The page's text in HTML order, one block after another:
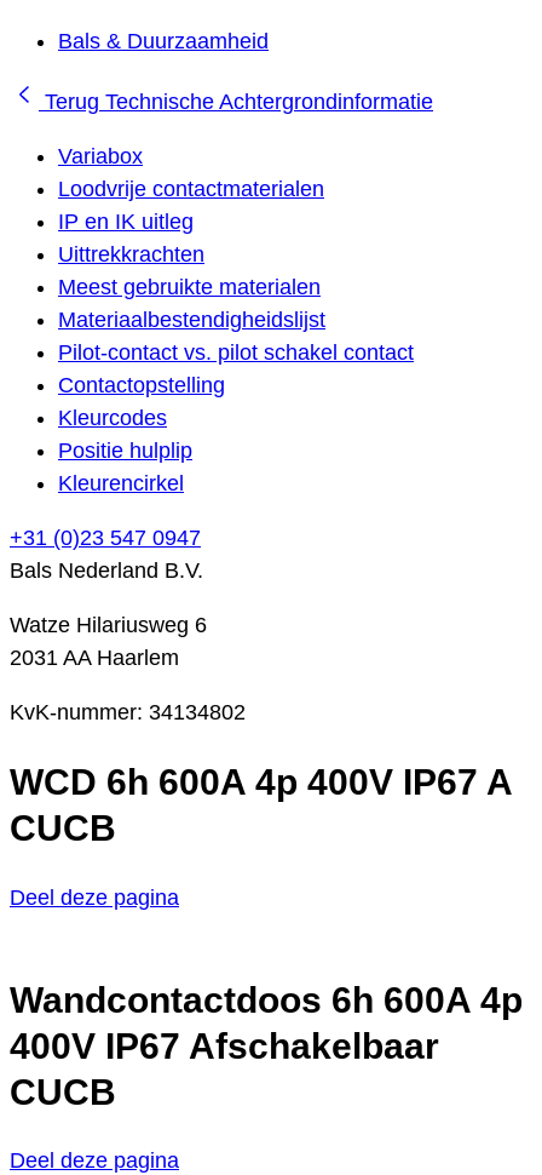
Bals & Duurzaamheid
Terug Technische Achtergrondinformatie
Variabox
Loodvrije contactmaterialen
IP en IK uitleg
Uittrekkrachten
Meest gebruikte materialen
Materiaalbestendigheidslijst
Pilot-contact vs. pilot schakel contact
Contactopstelling
Kleurcodes
Positie hulplip
Kleurencirkel
+31 (0)23 547 0947
Bals Nederland B.V.
Watze Hilariusweg 6
2031 AA Haarlem
KvK-nummer: 34134802
WCD 6h 600A 4p 400V IP67 A
CUCB
Deel deze pagina
Wandcontactdoos 6h 600A 4p
400V IP67 Afschakelbaar
CUCB
Deel deze pagina